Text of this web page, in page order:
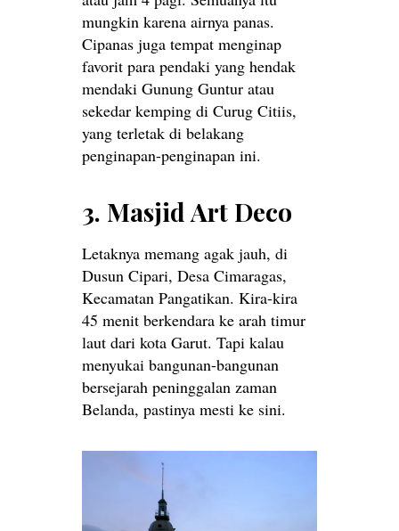
mungkin karena airnya panas.
Cipanas juga tempat menginap
favorit para pendaki yang hendak
mendaki Gunung Guntur atau
sekedar kemping di Curug Citiis,
yang terletak di belakang
penginapan-penginapan ini.
3. Masjid Art Deco
Letaknya memang agak jauh, di
Dusun Cipari, Desa Cimaragas,
Kecamatan Pangatikan. Kira-kira
45 menit berkendara ke arah timur
laut dari kota Garut. Tapi kalau
menyukai bangunan-bangunan
bersejarah peninggalan zaman
Belanda, pastinya mesti ke sini.